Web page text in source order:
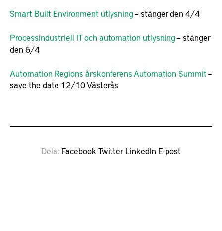
Smart Built Environment utlysning– stänger den 4/4
Processindustriell IT och automation utlysning– stänger
den 6/4
Automation Regions årskonferens Automation Summit–
save the date 12/10 Västerås
Dela Facebook Twitter LinkedIn E-post